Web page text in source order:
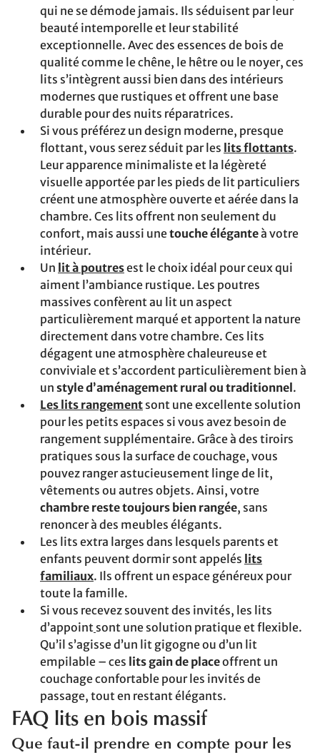
qui ne se démode jamais. Ils séduisent par leur
beauté intemporelle et leur stabilité
exceptionnelle. Avec des essences de bois de
qualité comme le chêne, le hêtre ou le noyer, ces
lits s’intègrent aussi bien dans des intérieurs
modernes que rustiques et offrent une base
durable pour des nuits réparatrices.
Si vous préférez un design moderne, presque
flottant, vous serez séduit par les lits flottants.
Leur apparence minimaliste et la légèreté
visuelle apportée par les pieds de lit particuliers
créent une atmosphère ouverte et aérée dans la
chambre. Ces lits offrent non seulement du
confort, mais aussi unetouche éléganteà votre
intérieur.
Un lit à poutresest le choix idéal pour ceux qui
aiment l’ambiance rustique. Les poutres
massives confèrent au lit un aspect
particulièrement marqué et apportent la nature
directement dans votre chambre. Ces lits
dégagent une atmosphère chaleureuse et
conviviale et s’accordent particulièrement bien à
un style d’aménagement rural ou traditionnel .
Les lits rangement sont une excellente solution
pour les petits espaces si vous avez besoin de
rangement supplémentaire. Grâce à des tiroirs
pratiques sous la surface de couchage, vous
pouvez ranger astucieusement linge de lit,
vêtements ou autres objets. Ainsi, votre
chambre reste toujours bien rangée, sans
renoncer à des meubles élégants.
Les lits extra larges dans lesquels parents et
enfants peuvent dormir sont appelés lits
familiaux. Ils offrent un espace généreux pour
toute la famille.
Si vous recevez souvent des invités, les lits
d’appoint sont une solution pratique et flexible.
Qu’il s’agisse d’un lit gigogne ou d’un lit
empilable – ces lits gain de placeoffrent un
couchage confortable pour les invités de
passage, tout en restant élégants.
FAQ lits en bois massif
Que faut-il prendre en compte pour les